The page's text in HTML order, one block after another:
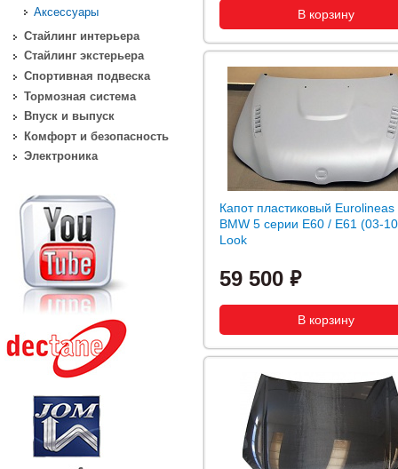
Капот пластиковый Eurolineas
BMW 5 серии E60 / E61 (03-
Look
59 500
Аксессуары
Стайлинг интерьера
Стайлинг экстерьера
Спортивная подвеска
Тормозная система
Впуск и выпуск
Комфорт и безопасность
Электроника